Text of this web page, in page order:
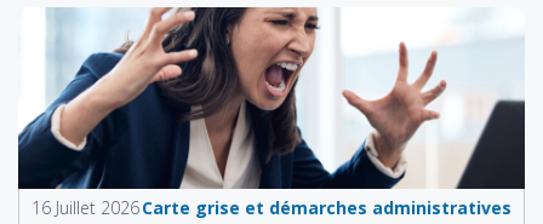
16 Juillet 2026Carte grise et démarches administratives